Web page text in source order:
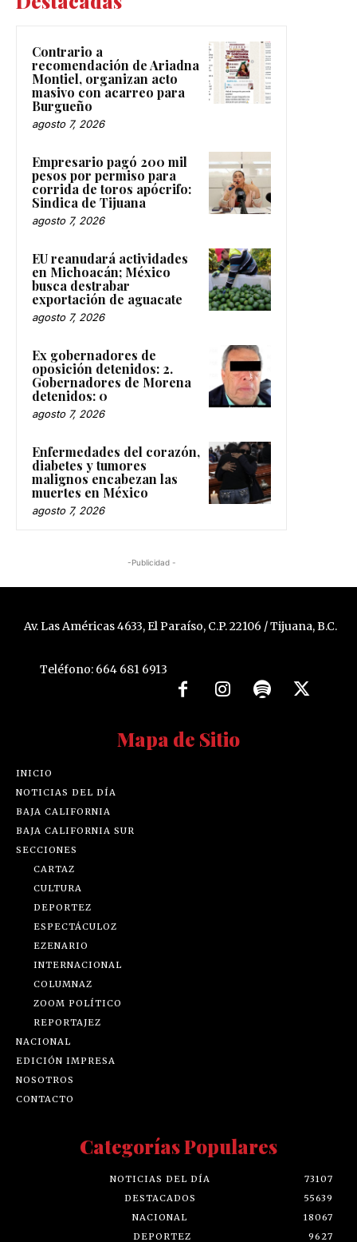
Contrario a
recomendación de Ariadna
Montiel, organizan acto
masivo con acarreo para
Burgueño
agosto 7, 2026
Empresario pagó 200 mil
pesos por permiso para
corrida de toros apócrifo:
Sindica de Tijuana
agosto 7, 2026
EU reanudará actividades
en Michoacán; México
busca destrabar
exportación de aguacate
agosto 7, 2026
Ex gobernadores de
oposición detenidos: 2.
Gobernadores de Morena
detenidos: 0
agosto 7, 2026
Enfermedades del corazón,
diabetes y tumores
malignos encabezan las
muertes en México
agosto 7, 2026
-Publicidad -
Av. Las Américas 4633, El Paraíso, C.P. 22106 / Tijuana, B.C.
Teléfono: 664 681 6913
Mapa de Sitio
INICIO
NOTICIAS DEL DÍA
BAJA CALIFORNIA
BAJA CALIFORNIA SUR
SECCIONES
CARTAZ
CULTURA
DEPORTEZ
ESPECTÁCULOZ
EZENARIO
INTERNACIONAL
COLUMNAZ
ZOOM POLÍTICO
REPORTAJEZ
NACIONAL
EDICIÓN IMPRESA
NOSOTROS
CONTACTO
Categorías Populares
NOTICIAS DEL DÍA
73107
DESTACADOS
55639
NACIONAL
18067
DEPORTEZ
9627